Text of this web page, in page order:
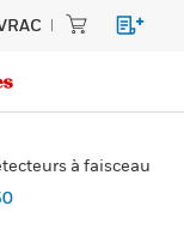
à faisceau